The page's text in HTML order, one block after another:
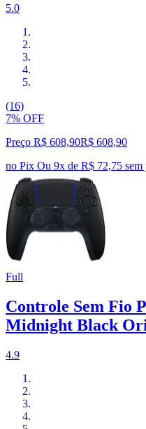
5.0
(16)
7% OFF
Preço R$ 608,90R$ 608,90
no Pix Ou 9x de R$ 72,75 sem
Full
Controle Sem Fio
Midnight Black
4.9